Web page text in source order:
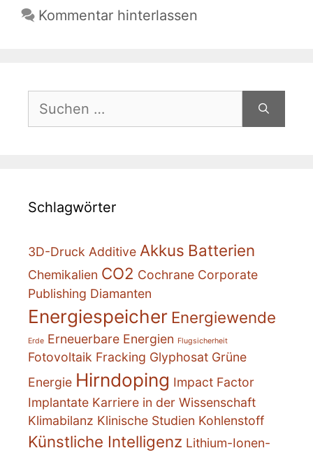
Kommentar hinterlassen
nach:
Schlagwörter
3D-Druck Additive Akkus Batterien
Chemikalien CO2 Cochrane Corporate
Publishing Diamanten
Energiespeicher Energiewende
Erde Erneuerbare Energien Flugsicherheit
Fotovoltaik Fracking Glyphosat Grüne
Energie Hirndoping Impact Factor
Implantate Karriere in der Wissenschaft
Klimabilanz Klinische Studien Kohlenstoff
Künstliche Intelligenz Lithium-Ionen-